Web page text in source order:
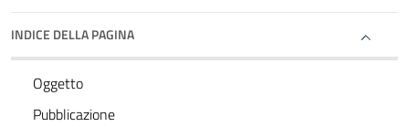
INDICE DELLA PAGINA
Oggetto
Pubblicazione